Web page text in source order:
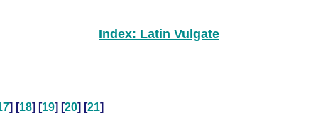
Index: Latin Vulgate
] [18] [19] [20] [21]